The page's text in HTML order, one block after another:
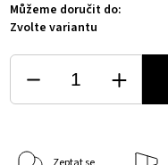
Můžeme doručit do:
Zvolte variantu